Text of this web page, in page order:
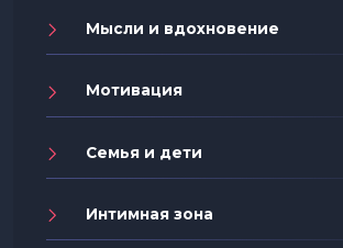
Мысли и вдохновение
Мотивация
Семья и дети
Интимная зона